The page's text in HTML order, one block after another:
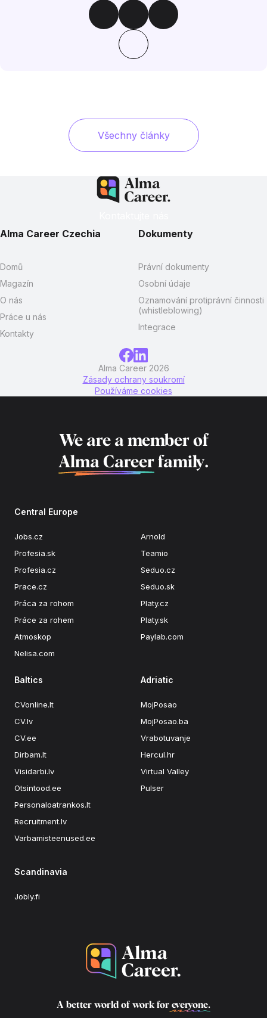
Všechny články
Alma Career Czechia
Domů
Magazín
O nás
Práce u nás
Kontakty
Dokumenty
Právní dokumenty
Osobní údaje
Oznamování protiprávní činnosti
(whistleblowing)
Integrace
Alma Career 2026
Zásady ochrany soukromí
Používáme cookies
We are a member of
Alma Career family.
Central Europe
Jobs.cz
Profesia.sk
Profesia.cz
Prace.cz
Práca za rohom
Práce za rohem
Atmoskop
Nelisa.com
Arnold
Teamio
Seduo.cz
Seduo.sk
Platy.cz
Platy.sk
Paylab.com
Baltics
CVonline.lt
CV.lv
CV.ee
Dirbam.lt
Visidarbi.lv
Otsintood.ee
Personaloatrankos.lt
Recruitment.lv
Varbamisteenused.ee
Adriatic
MojPosao
MojPosao.ba
Vrabotuvanje
Hercul.hr
Virtual Valley
Pulser
Scandinavia
Jobly.fi
A better world of work for everyone.